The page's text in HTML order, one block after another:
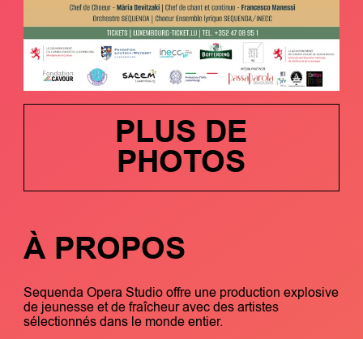
PLUS DE
PHOTOS
À PROPOS
Sequenda Opera Studio offre une production explosive
de jeunesse et de fraîcheur avec des artistes
sélectionnés dans le monde entier.